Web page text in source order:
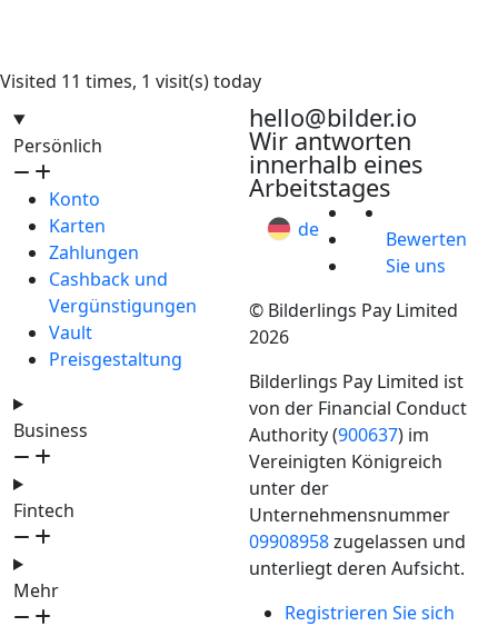
Visited 11 times, 1 visit(s) today
Persönlich
Konto
Karten
Zahlungen
Cashback und
Vergünstigungen
Vault
Preisgestaltung
Business
Fintech
Mehr
hello@bilder.io
Wir antworten
innerhalb eines
Arbeitstages
de
Bewerten
Sie uns
© Bilderlings Pay Limited
2026
Bilderlings Pay Limited ist
von der Financial Conduct
Authority (900637) im
Vereinigten Königreich
unter der
Unternehmensnummer
09908958zugelassen und
unterliegt deren Aufsicht.
Registrieren Sie sich